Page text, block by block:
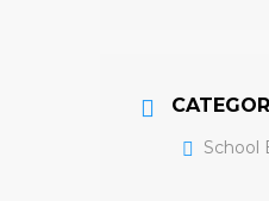
School